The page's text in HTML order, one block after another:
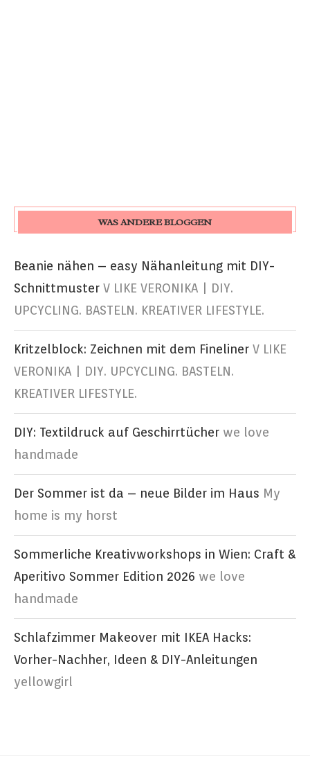
WAS ANDERE BLOGGEN
Beanie nähen – easy Nähanleitung mit DIY-
Schnittmuster V LIKE VERONIKA | DIY.
UPCYCLING. BASTELN. KREATIVER LIFESTYLE.
Kritzelblock: Zeichnen mit dem Fineliner V LIKE
VERONIKA | DIY. UPCYCLING. BASTELN.
KREATIVER LIFESTYLE.
DIY: Textildruck auf Geschirrtücher we love
handmade
Der Sommer ist da – neue Bilder im Haus My
home is my horst
Sommerliche Kreativworkshops in Wien: Craft &
Aperitivo Sommer Edition 2026 we love
handmade
Schlafzimmer Makeover mit IKEA Hacks:
Vorher-Nachher, Ideen & DIY-Anleitungen
yellowgirl